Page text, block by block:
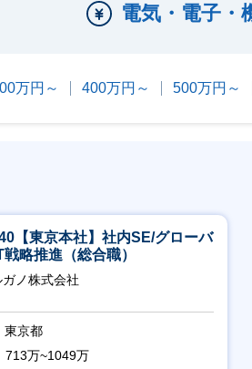
電気・電子・
万円～ 400万円～ 500万円～
【東京本社】社内SE/グローバ
戦略推進（総合職）
ガノ株式会社
東京都
713万~1049万